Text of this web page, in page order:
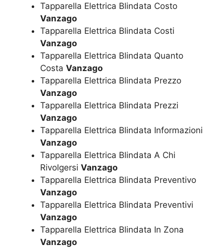
Tapparella Elettrica Blindata Costo
Vanzago
Tapparella Elettrica Blindata Costi
Vanzago
Tapparella Elettrica Blindata Quanto
Costa Vanzago
Tapparella Elettrica Blindata Prezzo
Vanzago
Tapparella Elettrica Blindata Prezzi
Vanzago
Tapparella Elettrica Blindata Informazioni
Vanzago
Tapparella Elettrica Blindata A Chi
Rivolgersi Vanzago
Tapparella Elettrica Blindata Preventivo
Vanzago
Tapparella Elettrica Blindata Preventivi
Vanzago
Tapparella Elettrica Blindata In Zona
Vanzago